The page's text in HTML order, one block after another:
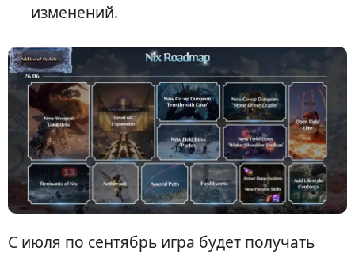
изменений.
С июля по сентябрь игра будет получать